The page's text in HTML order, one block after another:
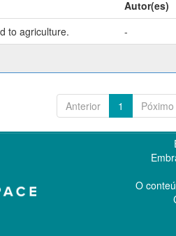
Autor(es)
to agriculture.
-
Anterior 1 Póximo
O